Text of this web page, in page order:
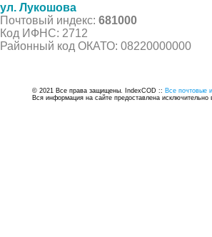
ул. Лукошова
Почтовый индекс: 681000
Код ИФНС: 2712
Районный код ОКАТО: 08220000000
© 2021 Все права защищены. IndexCOD :: Все почтовые
Вся информация на сайте предоставлена исключительно